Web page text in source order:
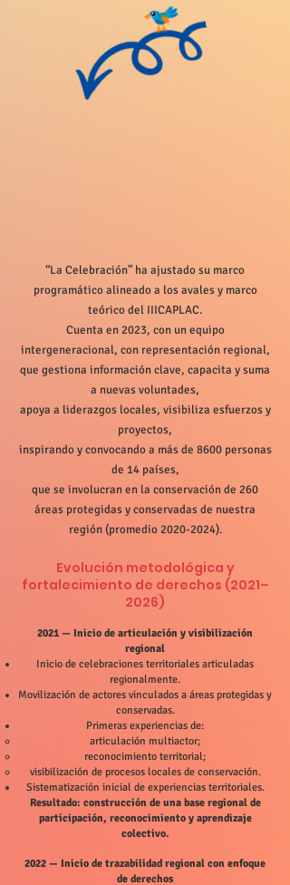
“La Celebración” ha ajustado su marco
programático alineado a los avales y marco
teórico del IIICAPLAC.
Cuenta en 2023, con un equipo
intergeneracional, con representación regional,
que gestiona información clave, capacita y suma
a nuevas voluntades,
apoya a liderazgos locales, visibiliza esfuerzos y
proyectos,
inspirando y convocando a más de 8600 personas
de 14 países,
que se involucran en la conservación de 260
áreas protegidas y conservadas de nuestra
región (promedio2020-2024).
Evolución metodológica y
fortalecimiento de derechos (2021–
2026)
2021 — Inicio de articulación y visibilización
regional
Inicio de celebraciones territoriales articuladas
regionalmente.
Movilización de actores vinculados a áreas protegidas y
conservadas.
Primeras experiencias de:
articulación multiactor;
reconocimiento territorial;
visibilización de procesos locales de conservación.
Sistematización inicial de experiencias territoriales.
Resultado: construcción de una base regional de
participación, reconocimiento y aprendizaje
colectivo.
2022 — Inicio de trazabilidad regional con enfoque
de derechos